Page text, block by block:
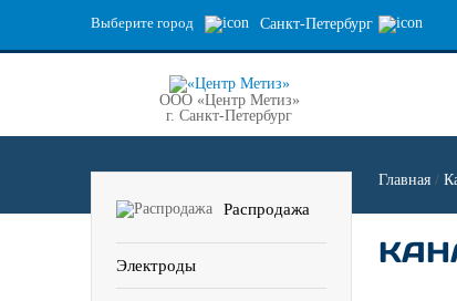
Выберите город Санкт-Петербург
ООО «Центр Метиз»
г. Санкт-Петербург
Распродажа
Электроды
Главная /